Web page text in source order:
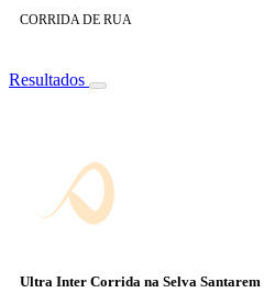
CORRIDA DE RUA
Resultados
Ultra Inter Corrida na Selva Santarem